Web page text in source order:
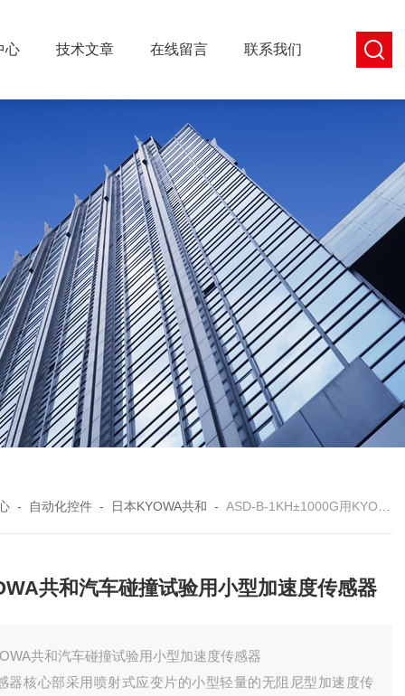
心 技术文章 在线留言 联系我们
- 自动化控件 - 日本KYOWA共和 -ASD-B-1KH±1000G用KYOWA共和汽车碰撞试验用小型加速度传感器
共和汽车碰撞试验用小型加速度传感器
共和汽车碰撞试验用小型加速度传感器
器核心部采用喷射式应变片的小型轻量的无阻尼型加速度传